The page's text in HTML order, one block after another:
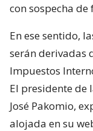
con sospecha
En ese sentido,
serán derivadas
Impuestos
El presidente de
José Pakomio,
alojada en su